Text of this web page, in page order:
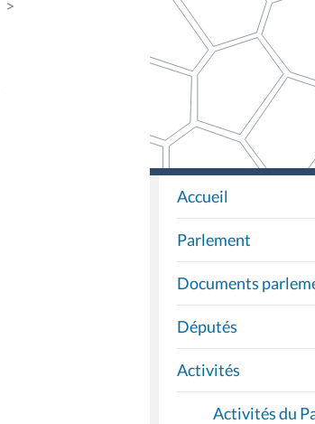
N
A
V
I
G
A
T
I
O
Accueil
Parlement
Documents
Députés
Activités
Activités du